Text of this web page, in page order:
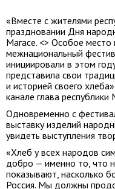
«Вместе с жителями
праздновании Дня
Магасе. <> Особое место
межнациональный
инициировали в этом
представила свои
и историей своего
канале глава
Одновременно с
выставку изделий
увидеть выступления
«Хлеб у всех народов
добро — именно то, что
показывают, насколько
Россия. Мы должны